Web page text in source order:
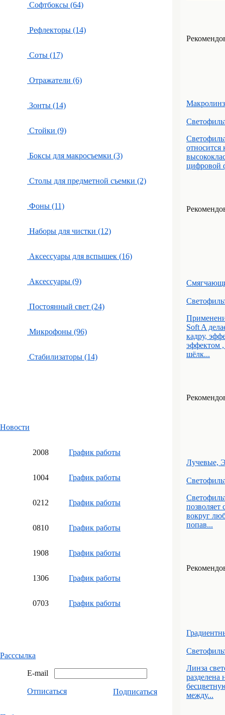
Софтбоксы (64)
Рефлекторы (14)
Соты (17)
Отражатели (6)
Зонты (14)
Стойки (9)
Боксы для макросъемки (3)
Столы для предметной съемки (2)
Фоны (11)
Наборы для чистки (12)
Аксессуары для вспышек (16)
Аксессуары (9)
Постоянный свет (24)
Микрофоны (96)
Стабилизаторы (14)
Новости
2008 График работы
1004 График работы
0212 График работы
0810 График работы
1908 График работы
1306 График работы
0703 График работы
Расссылка
E-mail
Отписаться Подписаться
цифровой
Soft A
кадру,
эффектом ,
шёлк...
Лучевые,
позволяет
вокруг
попав...
Линза
между...